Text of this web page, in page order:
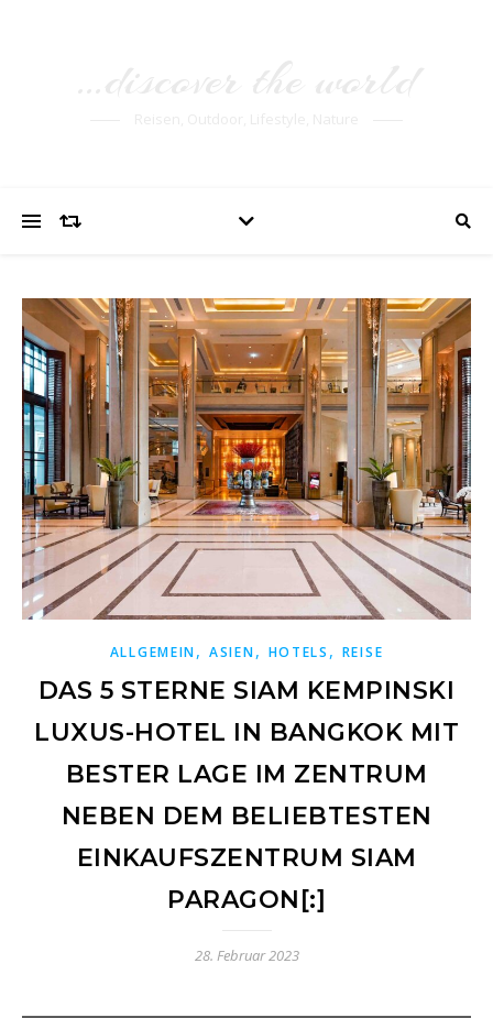
ALLGEMEIN,ASIEN, HOTELS , REISE
DAS 5 STERNE SIAM KEMPINSKI
LUXUS-HOTEL IN BANGKOK MIT
BESTER LAGE IM ZENTRUM
NEBEN DEM BELIEBTESTEN
EINKAUFSZENTRUM SIAM
PARAGON[:]
28. Februar 2023